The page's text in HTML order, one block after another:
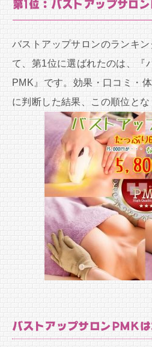
第1位：バストアップサロ
バストアップサロンのランキ
て、第1位に選ばれたのは、『
PMK』です。効果・口コミ・
に判断した結果、この順位とな
バストアップサロンPMKは